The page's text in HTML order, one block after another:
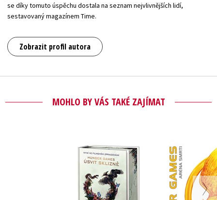
se díky tomuto úspěchu dostala na seznam nejvlivnějších lidí,
sestavovaný magazínem Time.
Zobrazit profil autora
MOHLO BY VÁS TAKÉ ZAJÍMAT
Úsvit sklizně
(filmové vydání)
Suzanne Collinsová
HUNGER
Aréna
(speciální
Suzanne